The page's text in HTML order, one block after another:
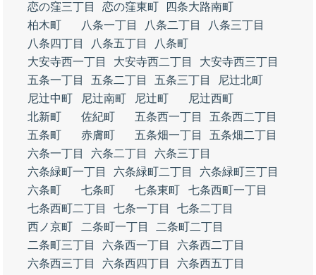
恋の窪三丁目
恋の窪東町
四条大路南町
柏木町
八条一丁目 八条二丁目
八条三丁目
八条四丁目
八条五丁目
八条町
大安寺西一丁目
大安寺西二丁目
大安寺西三丁目
五条一丁目
五条二丁目 五条三丁目
尼辻北町
尼辻中町
尼辻南町 尼辻町
尼辻西町
北新町
佐紀町 五条西一丁目
五条西二丁目
五条町
赤膚町 五条畑一丁目
五条畑二丁目
六条一丁目
六条二丁目
六条三丁目
六条緑町一丁目
六条緑町二丁目
六条緑町三丁目
六条町
七条町 七条東町
七条西町一丁目
七条西町二丁目
七条一丁目
七条二丁目
西ノ京町
二条町一丁目
二条町二丁目
二条町三丁目
六条西一丁目
六条西二丁目
六条西三丁目
六条西四丁目
六条西五丁目